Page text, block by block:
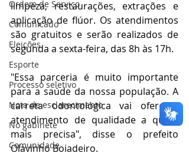
Ordem de Serviço
Comunicado
Eleições
Esporte
Processo seletivo
Nota de esclarecimento
No gabinete
Comunidade
limpeza, restaurações, extrações e
aplicação de flúor. Os atendimentos
são gratuitos e serão realizados de
segunda a sexta-feira, das 8h às 17h.
"Essa parceria é muito importante
para a saúde da nossa população. A
carreta odontológica vai oferecer
atendimento de qualidade a quem
mais precisa", disse o prefeito
Olavinho Boiadeiro.